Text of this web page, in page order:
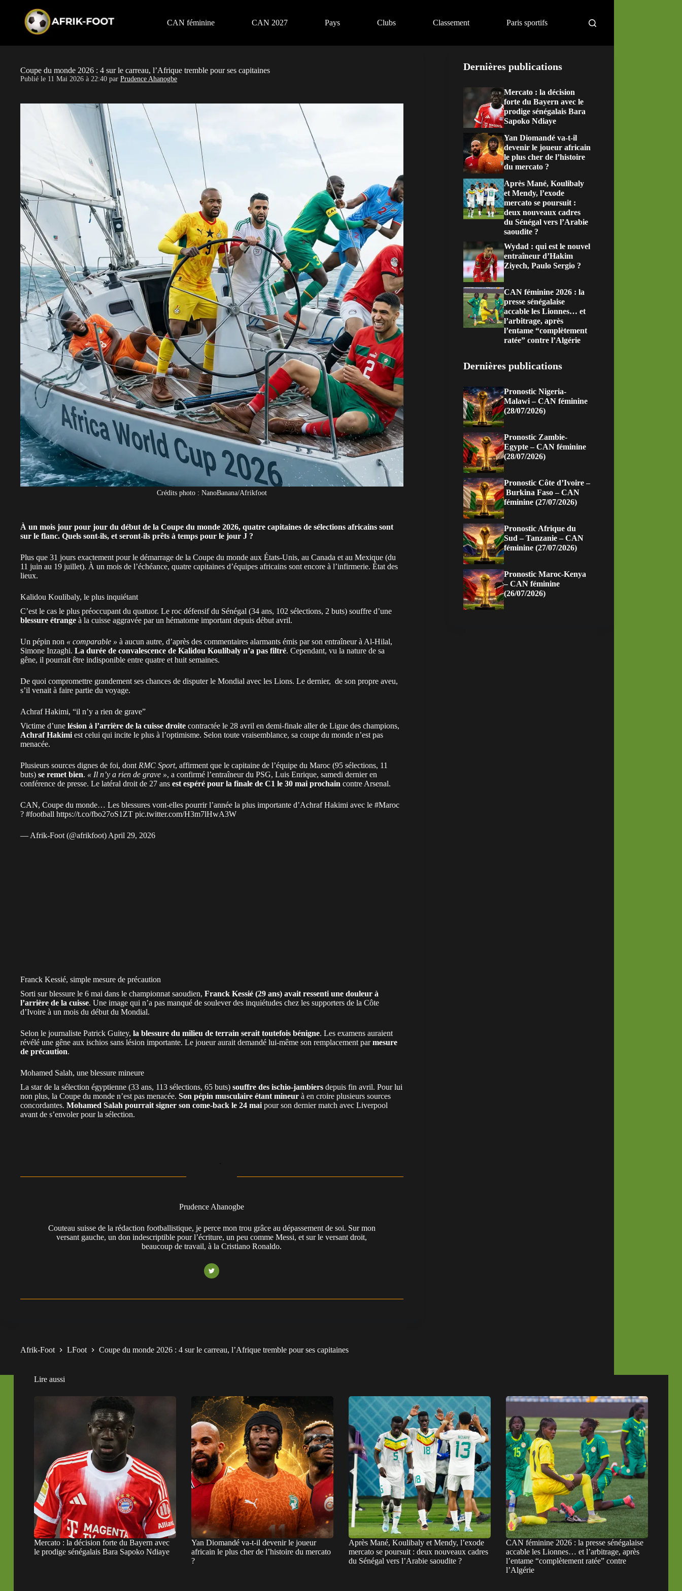
CAN féminine CAN 2027 Pays Clubs Classement Paris sportifs
Coupe du monde 2026 : 4 sur le carreau, l’Afrique tremble pour ses capitaines
Publié le 11 Mai 2026 à 22:40 par Prudence Ahanogbe
Crédits photo : NanoBanana/Afrikfoot
À un mois jour pour jour du début de la Coupe du monde 2026, quatre capitaines de sélections africains sont
sur le flanc. Quels sont-ils, et seront-ils prêts à temps pour le jour J ?
Plus que 31 jours exactement pour le démarrage de la Coupe du monde aux États-Unis, au Canada et au Mexique (du
11 juin au 19 juillet). À un mois de l’échéance, quatre capitaines d’équipes africains sont encore à l’infirmerie. État des
lieux.
Kalidou Koulibaly, le plus inquiétant
C’est le cas le plus préoccupant du quatuor. Le roc défensif du Sénégal (34 ans, 102 sélections, 2 buts) souffre d’une
blessure étrange à la cuisse aggravée par un hématome important depuis début avril.
Un pépin non « comparable » à aucun autre, d’après des commentaires alarmants émis par son entraîneur à Al-Hilal,
Simone Inzaghi. La durée de convalescence de Kalidou Koulibaly n’a pas filtré. Cependant, vu la nature de sa
gêne, il pourrait être indisponible entre quatre et huit semaines.
De quoi compromettre grandement ses chances de disputer le Mondial avec les Lions. Le dernier, de son propre aveu,
s’il venait à faire partie du voyage.
Achraf Hakimi, “il n’y a rien de grave”
Victime d’une lésion à l’arrière de la cuisse droite contractée le 28 avril en demi-finale aller de Ligue des champions,
Achraf Hakimi est celui qui incite le plus à l’optimisme. Selon toute vraisemblance, sa coupe du monde n’est pas
menacée.
Plusieurs sources dignes de foi, dont RMC Sport, affirment que le capitaine de l’équipe du Maroc (95 sélections, 11
buts) se remet bien. « Il n’y a rien de grave », a confirmé l’entraîneur du PSG, Luis Enrique, samedi dernier en
conférence de presse. Le latéral droit de 27 ans est espéré pour la finale de C1 le 30 mai prochain contre Arsenal.
CAN, Coupe du monde… Les blessures vont-elles pourrir l’année la plus importante d’Achraf Hakimi avec le #Maroc
? #football https://t.co/fbo27oS1ZT pic.twitter.com/H3m7lHwA3W
— Afrik-Foot (@afrikfoot) April 29, 2026
Franck Kessié, simple mesure de précaution
Sorti sur blessure le 6 mai dans le championnat saoudien, Franck Kessié (29 ans) avait ressenti une douleur à
l’arrière de la cuisse. Une image qui n’a pas manqué de soulever des inquiétudes chez les supporters de la Côte
d’Ivoire à un mois du début du Mondial.
Selon le journaliste Patrick Guitey, la blessure du milieu de terrain serait toutefois bénigne. Les examens auraient
révélé une gêne aux ischios sans lésion importante. Le joueur aurait demandé lui-même son remplacement parmesure
de précaution.
Mohamed Salah, une blessure mineure
La star de la sélection égyptienne (33 ans, 113 sélections, 65 buts) souffre des ischio-jambiers depuis fin avril. Pour lui
non plus, la Coupe du monde n’est pas menacée. Son pépin musculaire étant mineur à en croire plusieurs sources
concordantes. Mohamed Salah pourrait signer son come-back le 24 mai pour son dernier match avec Liverpool
avant de s’envoler pour la sélection.
Prudence Ahanogbe
Couteau suisse de la rédaction footballistique, je perce mon trou grâce au dépassement de soi. Sur mon
versant gauche, un don indescriptible pour l’écriture, un peu comme Messi, et sur le versant droit,
beaucoup de travail, à la Cristiano Ronaldo.
Dernières publications
Mercato : la décision
forte du Bayern avec le
prodige sénégalais Bara
Sapoko Ndiaye
Yan Diomandé va-t-il
devenir le joueur africain
le plus cher de l’histoire
du mercato ?
Après Mané, Koulibaly
et Mendy, l’exode
mercato se poursuit :
deux nouveaux cadres
du Sénégal vers l’Arabie
saoudite ?
Wydad : qui est le nouvel
entraîneur d’Hakim
Ziyech, Paulo Sergio ?
CAN féminine 2026 : la
presse sénégalaise
accable les Lionnes… et
l’arbitrage, après
l’entame “complètement
ratée” contre l’Algérie
Dernières publications
Pronostic Nigeria-
Malawi – CAN féminine
(28/07/2026)
Pronostic Zambie-
Egypte – CAN féminine
(28/07/2026)
Pronostic Côte d’Ivoire –
Burkina Faso – CAN
féminine (27/07/2026)
Pronostic Afrique du
Sud – Tanzanie – CAN
féminine (27/07/2026)
Pronostic Maroc-Kenya
– CAN féminine
(26/07/2026)
Afrik-Foot LFoot Coupe du monde 2026 : 4 sur le carreau, l’Afrique tremble pour ses capitaines
Lire aussi
Mercato : la décision forte du Bayern avec
le prodige sénégalais Bara Sapoko Ndiaye
Yan Diomandé va-t-il devenir le joueur
africain le plus cher de l’histoire du mercato
?
Après Mané, Koulibaly et Mendy, l’exode
mercato se poursuit : deux nouveaux cadres
du Sénégal vers l’Arabie saoudite ?
CAN féminine 2026 : la presse sénégalaise
accable les Lionnes… et l’arbitrage, après
l’entame “complètement ratée” contre
l’Algérie